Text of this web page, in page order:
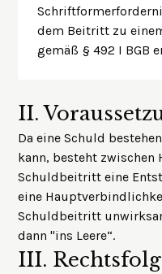
dem Beitritt zu
gemäß § 492 I BGB
II.
Da eine Schuld
kann, besteht
Schuldbeitritt eine
eine
Schuldbeitritt
dann "ins Leere“.
III.